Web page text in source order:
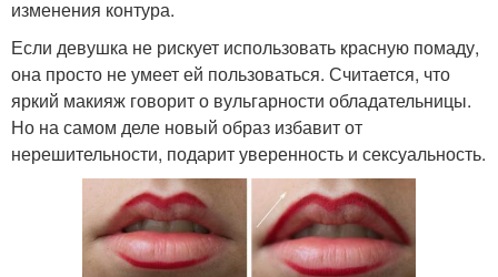
изменения контура.
Если девушка не рискует использовать красную помаду,
она просто не умеет ей пользоваться. Считается, что
яркий макияж говорит о вульгарности обладательницы.
Но на самом деле новый образ избавит от
нерешительности, подарит уверенность и сексуальность.